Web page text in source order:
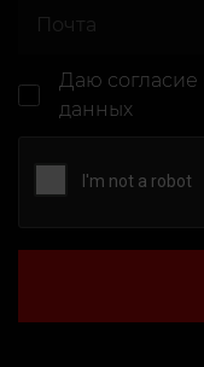
Даю согласие
данных